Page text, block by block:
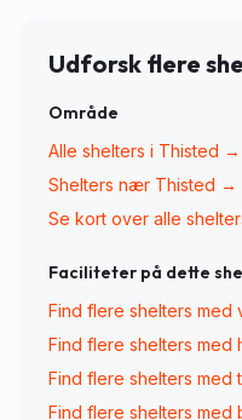
Udforsk flere
Område
Alle shelters i Thisted →
Shelters nær Thisted →
Se kort over alle
Faciliteter på dette
Find flere shelters med
Find flere shelters med
Find flere shelters med
Find flere shelters med